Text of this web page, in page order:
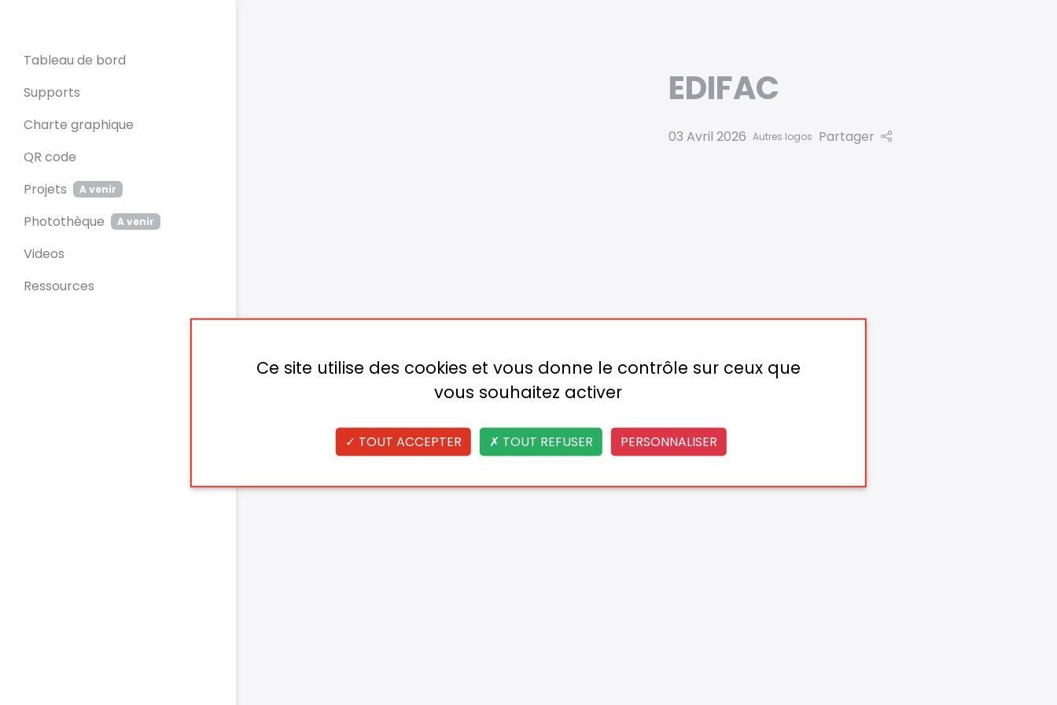
Tableau de bord
Supports
Charte graphique
QR code
Projets
A venir
Photothèque A venir
Videos
Ressources
EDIFAC
03 Avril 2026 Autres logos Partager
Ce site utilise des cookies et vous donne le contrôle sur ceux que
vous souhaitez activer
TOUT ACCEPTER TOUT REFUSER PERSONNALISER